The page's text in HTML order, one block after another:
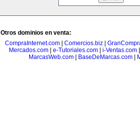
Otros dominios en venta:
CompraInternet.com| Comercios.biz|
Mercados.com
e-Tutoriales.com i-Ventas.com
MarcasWeb.com
BaseDeMarcas.com